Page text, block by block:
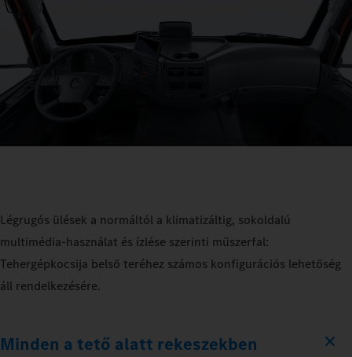
Légrugós ülések a normáltól a klimatizáltig, sokoldalú
multimédia-használat és ízlése szerinti műszerfal:
Tehergépkocsija belső teréhez számos konfigurációs lehetőség
áll rendelkezésére.
Minden a tető alatt rekeszekben